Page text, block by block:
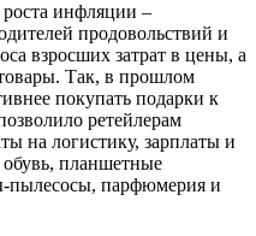
инфляции –
продовольствий и
взросших затрат в цены, а
Так, в прошлом
покупать подарки к
ретейлерам
на логистику, зарплаты и
обувь, планшетные
пылесосы, парфюмерия и